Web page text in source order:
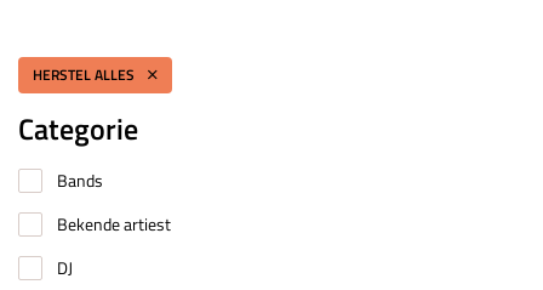
HERSTEL ALLES
Categorie
Bands
Bekende artiest
DJ